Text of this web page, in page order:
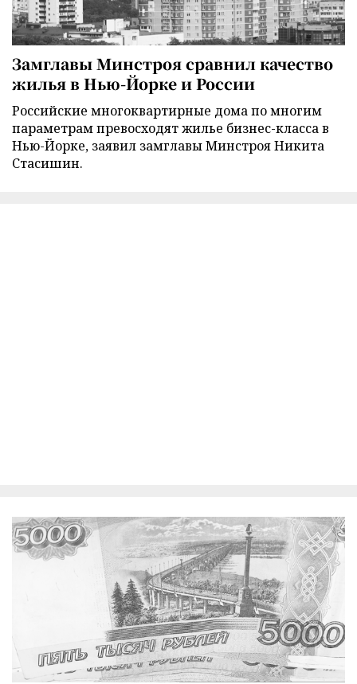
Замглавы Минстроя сравнил качество
жилья в Нью-Йорке и России
Российские многоквартирные дома по многим
параметрам превосходят жилье бизнес-класса в
Нью-Йорке, заявил замглавы Минстроя Никита
Стасишин.